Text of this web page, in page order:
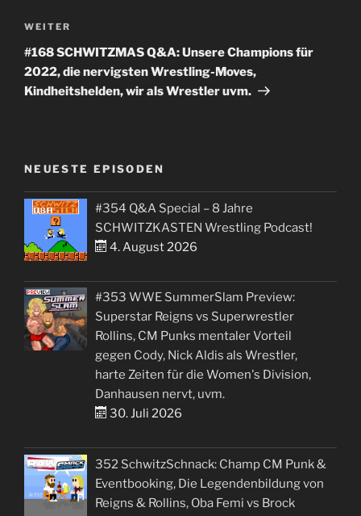
Nächster
Beitrag
WEITER
#168 SCHWITZMAS Q&A: Unsere Champions für
2022, die nervigsten Wrestling-Moves,
Kindheitshelden, wir als Wrestler uvm.
NEUESTE EPISODEN
#354 Q&A Special – 8 Jahre
SCHWITZKASTEN Wrestling Podcast!
4. August 2026
#353 WWE SummerSlam Preview:
Superstar Reigns vs Superwrestler
Rollins, CM Punks mentaler Vorteil
gegen Cody, Nick Aldis als Wrestler,
harte Zeiten für die Women's Division,
Danhausen nervt, uvm.
30. Juli 2026
352 SchwitzSchnack: Champ CM Punk &
Eventbooking, Die Legendenbildung von
Reigns & Rollins, Oba Femi vs Brock